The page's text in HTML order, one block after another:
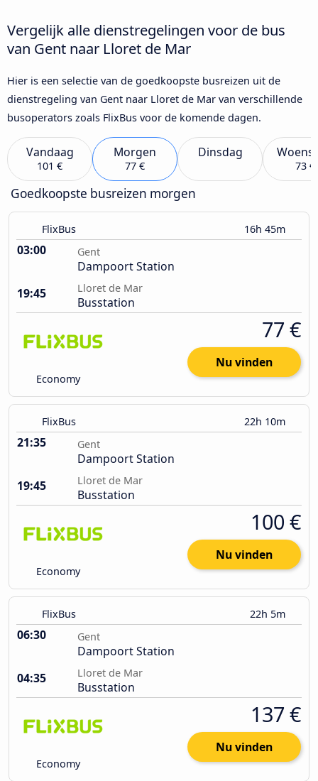
Vergelijk alle dienstregelingen voor de bus
van Gent naar Lloret de Mar
Hier is een selectie van de goedkoopste busreizen uit de
dienstregeling van Gent naar Lloret de Mar van verschillende
busoperators zoals FlixBus voor de komende dagen.
Vandaag
101 €
Morgen
77 €
Dinsdag
73 €
Goedkoopste busreizen morgen
FlixBus 16h 45m
03:00 Gent
Dampoort Station
19:45
Lloret de Mar
Busstation
Economy
77 €
Nu vinden
FlixBus 22h 10m
21:35 Gent
Dampoort Station
19:45
Lloret de Mar
Busstation
Economy
100 €
Nu vinden
FlixBus 22h 5m
06:30 Gent
Dampoort Station
04:35
Lloret de Mar
Busstation
Economy
137 €
Nu vinden